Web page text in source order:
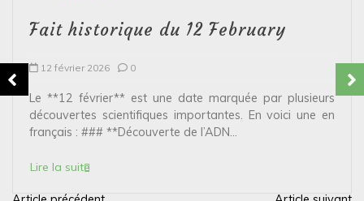
Fait historique du 12 February
12 février 2026 0
Le **12 février** est une date marquée par plusieurs
découvertes scientifiques importantes. En voici une en
français : ### **Découverte de l’ADN...
Lire la suite